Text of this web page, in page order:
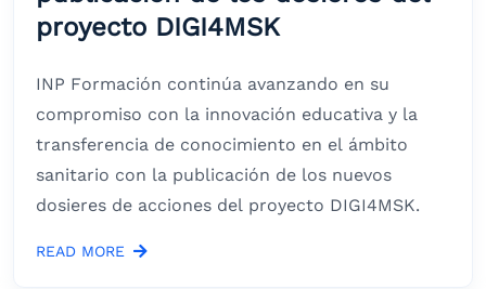
proyecto DIGI4MSK
INP Formación continúa avanzando en su
compromiso con la innovación educativa y la
transferencia de conocimiento en el ámbito
sanitario con la publicación de los nuevos
dosieres de acciones del proyecto DIGI4MSK.
READ MORE